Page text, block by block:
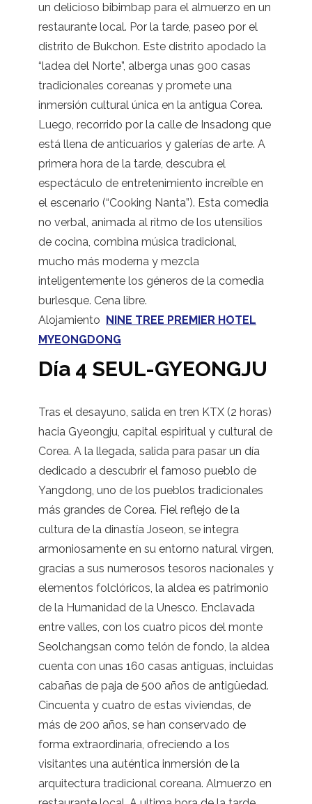
un delicioso bibimbap para el almuerzo en un
restaurante local. Por la tarde, paseo por el
distrito de Bukchon. Este distrito apodado la
“ladea del Norte”, alberga unas 900 casas
tradicionales coreanas y promete una
inmersión cultural única en la antigua Corea.
Luego, recorrido por la calle de Insadong que
está llena de anticuarios y galerías de arte. A
primera hora de la tarde, descubra el
espectáculo de entretenimiento increíble en
el escenario (“Cooking Nanta”). Esta comedia
no verbal, animada al ritmo de los utensilios
de cocina, combina música tradicional,
mucho más moderna y mezcla
inteligentemente los géneros de la comedia
burlesque. Cena libre.
Alojamiento NINE TREE PREMIER HOTEL
MYEONGDONG
Día 4 SEUL-GYEONGJU
Tras el desayuno, salida en tren KTX (2 horas)
hacia Gyeongju, capital espiritual y cultural de
Corea. A la llegada, salida para pasar un día
dedicado a descubrir el famoso pueblo de
Yangdong, uno de los pueblos tradicionales
más grandes de Corea. Fiel reflejo de la
cultura de la dinastía Joseon, se integra
armoniosamente en su entorno natural virgen,
gracias a sus numerosos tesoros nacionales y
elementos folclóricos, la aldea es patrimonio
de la Humanidad de la Unesco. Enclavada
entre valles, con los cuatro picos del monte
Seolchangsan como telón de fondo, la aldea
cuenta con unas 160 casas antiguas, incluidas
cabañas de paja de 500 años de antigüedad.
Cincuenta y cuatro de estas viviendas, de
más de 200 años, se han conservado de
forma extraordinaria, ofreciendo a los
visitantes una auténtica inmersión de la
arquitectura tradicional coreana. Almuerzo en